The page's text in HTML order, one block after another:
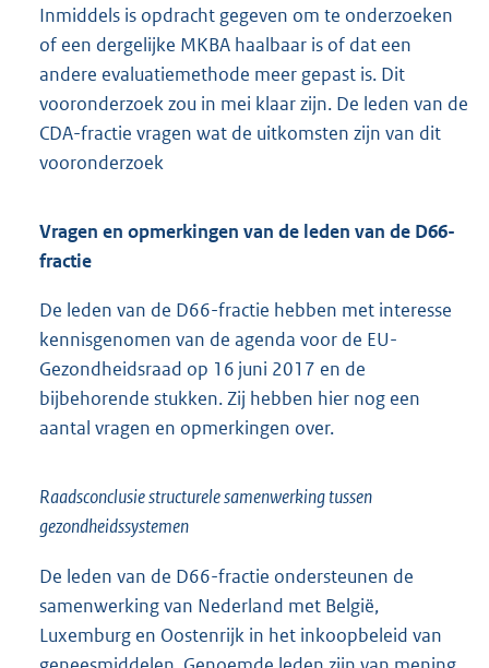
Inmiddels is opdracht gegeven om te onderzoeken
of een dergelijke MKBA haalbaar is of dat een
andere evaluatiemethode meer gepast is. Dit
vooronderzoek zou in mei klaar zijn. De leden van de
CDA-fractie vragen wat de uitkomsten zijn van dit
vooronderzoek
Vragen en opmerkingen van de leden van de D66-
fractie
De leden van de D66-fractie hebben met interesse
kennisgenomen van de agenda voor de EU-
Gezondheidsraad op 16 juni 2017 en de
bijbehorende stukken. Zij hebben hier nog een
aantal vragen en opmerkingen over.
Raadsconclusie structurele samenwerking tussen
gezondheidssystemen
De leden van de D66-fractie ondersteunen de
samenwerking van Nederland met België,
Luxemburg en Oostenrijk in het inkoopbeleid van